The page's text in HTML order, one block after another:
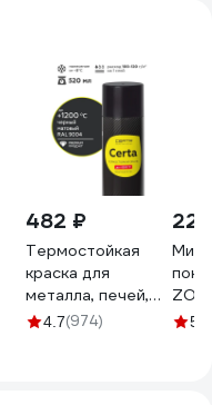
482 ₽
Термостойкая
краска для
металла, печей,
мангалов,
4.7(974)
с 5